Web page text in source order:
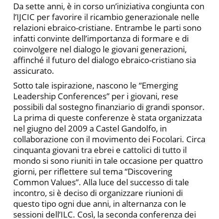
Da sette anni, è in corso un’iniziativa congiunta con
l’IJCIC per favorire il ricambio generazionale nelle
relazioni ebraico-cristiane. Entrambe le parti sono
infatti convinte dell’importanza di formare e di
coinvolgere nel dialogo le giovani generazioni,
affinché il futuro del dialogo ebraico-cristiano sia
assicurato.
Sotto tale ispirazione, nascono le “Emerging
Leadership Conferences” per i giovani, rese
possibili dal sostegno finanziario di grandi sponsor.
La prima di queste conferenze è stata organizzata
nel giugno del 2009 a Castel Gandolfo, in
collaborazione con il movimento dei Focolari. Circa
cinquanta giovani tra ebrei e cattolici di tutto il
mondo si sono riuniti in tale occasione per quattro
giorni, per riflettere sul tema “Discovering
Common Values”. Alla luce del successo di tale
incontro, si è deciso di organizzare riunioni di
questo tipo ogni due anni, in alternanza con le
sessioni dell’ILC. Così, la seconda conferenza dei